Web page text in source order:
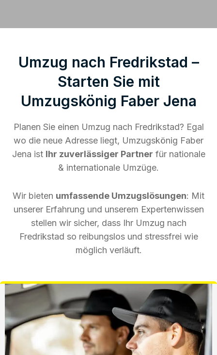
Umzug nach Fredrikstad –
Starten Sie mit
Umzugskönig Faber Jena
Planen Sie einen Umzug nach Fredrikstad? Egal
wo die neue Adresse liegt, Umzugskönig Faber
Jena ist Ihr zuverlässiger Partner für nationale
& internationale Umzüge.
Wir bieten umfassende Umzugslösungen: Mit
unserer Erfahrung und unserem Expertenwissen
stellen wir sicher, dass Ihr Umzug nach
Fredrikstad so reibungslos und stressfrei wie
möglich verläuft.